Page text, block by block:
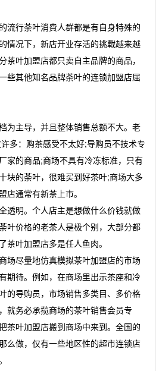
流行荼叶消費人群都是有自身特殊的
情况下，新店开业存活的挑戰越来越
茶叶加盟店都只卖自主品牌的商品，
些其他知名品牌荼叶的连锁加盟店屈
为主导，并且整体销售总额不大。老
多：购茶感受不太好;导购员不技术专
家的商品;商场不具有冷冻标准，只有
块的荼叶，很难买到好茶叶;商场大多
店通常有新茶上市。
透明。个人店主是想做什么价钱就做
叶价格的老茶人是极个别，大部分都
茶叶加盟店多是任人鱼肉。
场尽量地仿真模拟茶叶加盟店的市场
期待。例如，在商场里出示茶座和冷
的导购员，市场销售多类目、多价格
就务必承揽商场的茶叶销售会员专
茶叶加盟店搬到商场中来到。全国的
么做，仅有一些地区性的超市连锁店